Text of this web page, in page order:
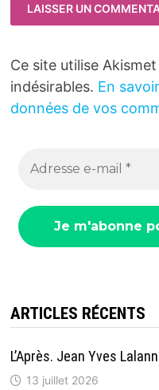
Ce site utilise
indésirables. En
données de vos
ARTICLES RÉCENTS
L’Après. Jean Yves
13 juillet 2026